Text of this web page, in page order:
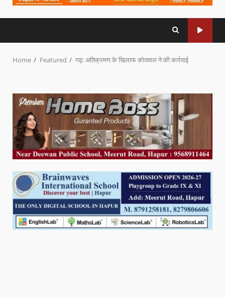
Home Featured गढ़: अतिक्रमण के खिलाफ कोतवाल ने की कार्रवाई